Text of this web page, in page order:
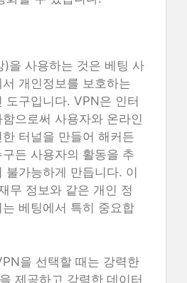
)을 사용하는 것은 베팅 사
개인정보를 보호하는
도구입니다. VPN은 인터
으로써 사용자와 온라인
터널을 만들어 해커든
든 사용자의 활동을 추
불가능하게 만듭니다. 이
무 정보와 같은 개인 정
베팅에서 특히 중요합
을 선택할 때는 강력한
제공하고 강력한 데이터